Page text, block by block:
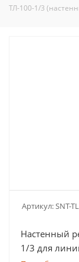
ТЛ-100-1/3
Артикул:SNT-
Настенный
1/3 для